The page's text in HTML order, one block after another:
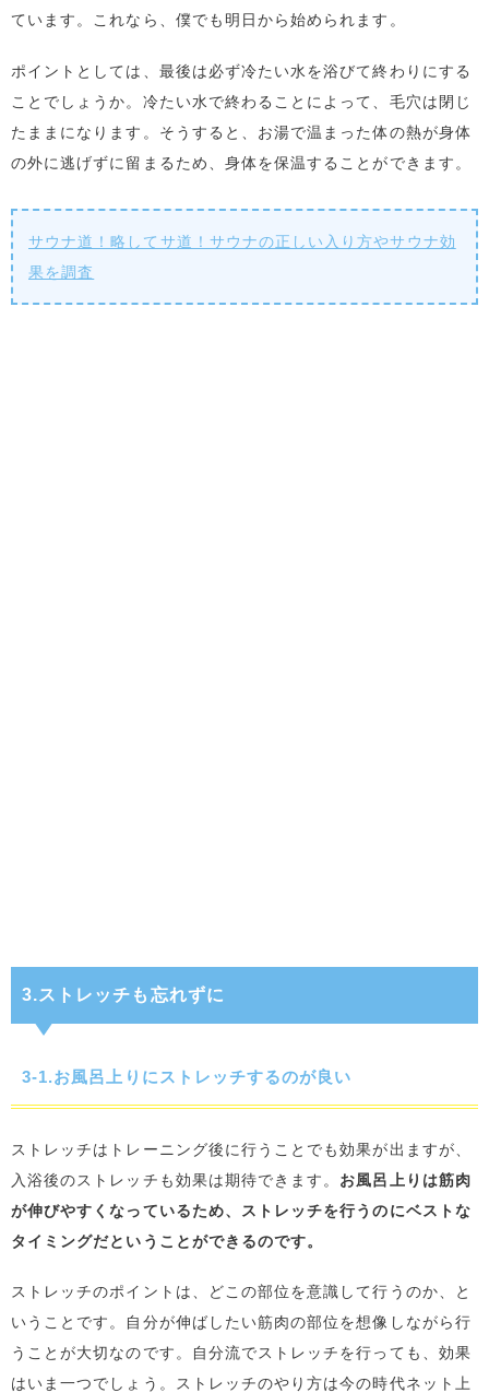
ています。これなら、僕でも明日から始められます。
ポイントとしては、最後は必ず冷たい水を浴びて終わりにする
ことでしょうか。冷たい水で終わることによって、毛穴は閉じ
たままになります。そうすると、お湯で温まった体の熱が身体
の外に逃げずに留まるため、身体を保温することができます。
サウナ道！略してサ道！サウナの正しい入り方やサウナ効
果を調査
3.ストレッチも忘れずに
3-1.お風呂上りにストレッチするのが良い
ストレッチはトレーニング後に行うことでも効果が出ますが、
入浴後のストレッチも効果は期待できます。 お風呂上りは筋肉
が伸びやすくなっているため、ストレッチを行うのにベストな
タイミングだということができるのです。
ストレッチのポイントは、どこの部位を意識して行うのか、と
いうことです。自分が伸ばしたい筋肉の部位を想像しながら行
うことが大切なのです。自分流でストレッチを行っても、効果
はいま一つでしょう。ストレッチのやり方は今の時代ネット上